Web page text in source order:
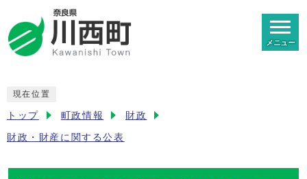
メニュー
現在位置
トップ 町政情報 財政
財政・財産に関する公表